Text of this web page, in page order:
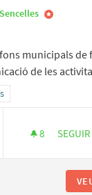
municipals de
de les
la categoria:
8 8
SEGUIR